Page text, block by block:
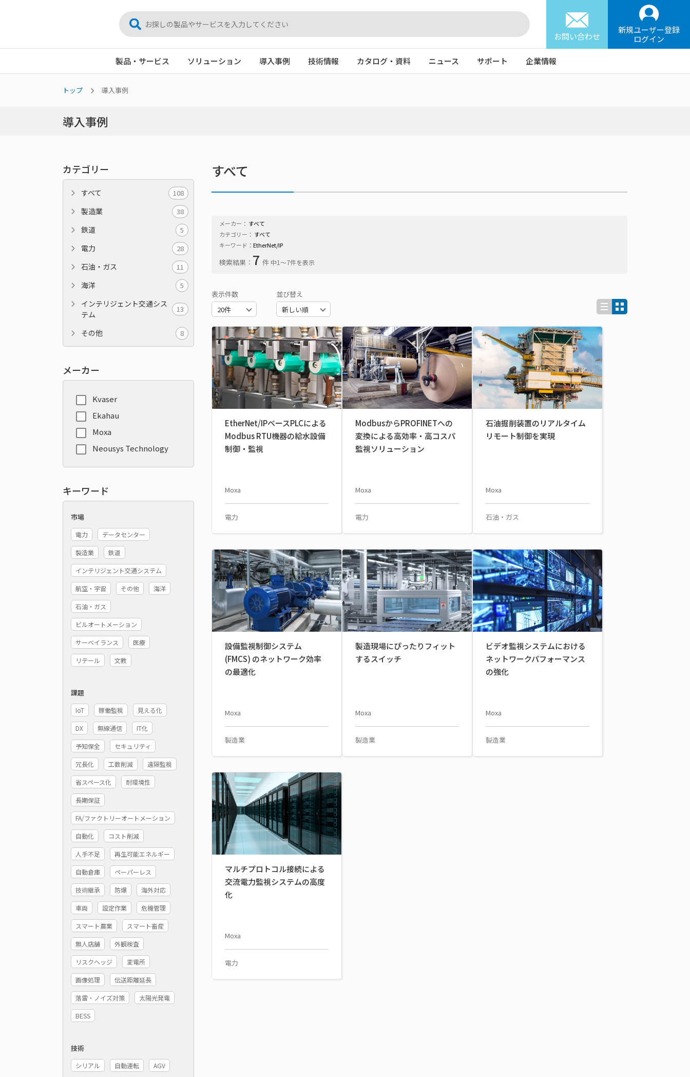
お問い合わせ
新規ユーザー登録
ログイン
製品・サービス ソリューション 導入事例 技術情報 カタログ・資料 ニュース サポート 企業情報
トップ 導入事例
導入事例
すべて
メーカー： すべて
カテゴリー： すべて
キーワード： EtherNet/IP
検索結果： 7 件 中1〜7件を表示
表示件数 並び替え
EtherNet/IPベースPLCによる
Modbus RTU機器の給水設備
制御・監視
Moxa
電力
ModbusからPROFINETへの
変換による高効率・高コスパ
監視ソリューション
Moxa
電力
石油掘削装置のリアルタイム
リモート制御を実現
Moxa
石油・ガス
設備監視制御システム
(FMCS) のネットワーク効率
の最適化
Moxa
製造業
製造現場にぴったりフィット
するスイッチ
Moxa
製造業
ビデオ監視システムにおける
ネットワークパフォーマンス
の強化
Moxa
製造業
マルチプロトコル接続による
交流電力監視システムの高度
化
Moxa
電力
カテゴリー
すべて 108
製造業 38
鉄道 5
電力 28
石油・ガス 11
海洋 5
インテリジェント交通シス
テム
13
その他 8
メーカー
Kvaser
Ekahau
Moxa
Neousys Technology
キーワード
市場
電力 データセンター
製造業 鉄道
インテリジェント交通システム
航空・宇宙 その他 海洋
石油・ガス
ビルオートメーション
サーベイランス 医療
リテール 文教
課題
IoT 稼働監視 見える化
DX 無線通信 IT化
予知保全 セキュリティ
冗長化 工数削減 遠隔監視
省スペース化 耐環境性
長期保証
FA/ファクトリーオートメーション
自動化 コスト削減
人手不足 再生可能エネルギー
自動倉庫 ペーパーレス
技術継承 防爆 海外対応
車両 設定作業 危機管理
スマート農業 スマート畜産
無人店舗 外観検査
リスクヘッジ 変電所
画像処理 伝送距離延長
落雷・ノイズ対策 太陽光発電
BESS
技術
シリアル 自動運転 AGV